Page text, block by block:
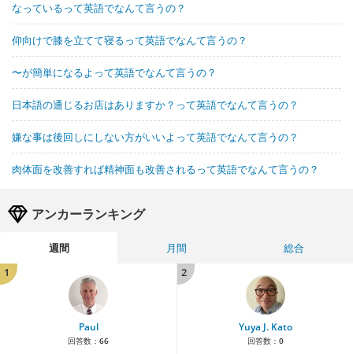
なっているって英語でなんて言うの？
仰向けで膝を立てて寝るって英語でなんて言うの？
〜が簡単になるよって英語でなんて言うの？
日本語の通じるお店はありますか？って英語でなんて言うの？
嫌な事は後回しにしない方がいいよって英語でなんて言うの？
肉体面を改善すれば精神面も改善されるって英語でなんて言うの？
アンカーランキング
週間 月間
総合
1
Paul
回答数： 66
2
Yuya J. Kato
回答数： 0